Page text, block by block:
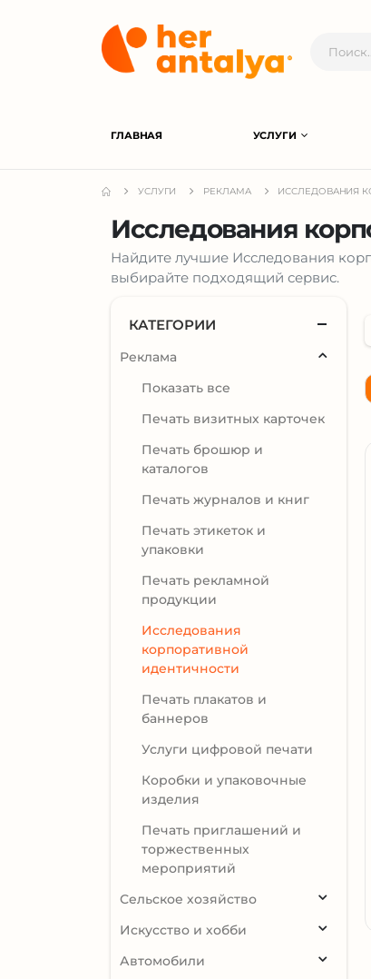
ГЛАВНАЯ УСЛУГИ
УСЛУГИ РЕКЛАМА ИССЛЕДОВАНИЯ
Исследования
Найдите лучшие Исследования
выбирайте подходящий сервис.
КАТЕГОРИИ
Реклама
Показать все
Печать визитных карточек
Печать брошюр и
каталогов
Печать журналов и книг
Печать этикеток и
упаковки
Печать рекламной
продукции
Исследования
корпоративной
идентичности
Печать плакатов и
баннеров
Услуги цифровой печати
Коробки и упаковочные
изделия
Печать приглашений и
торжественных
мероприятий
Сельское хозяйство
Искусство и хобби
Автомобили